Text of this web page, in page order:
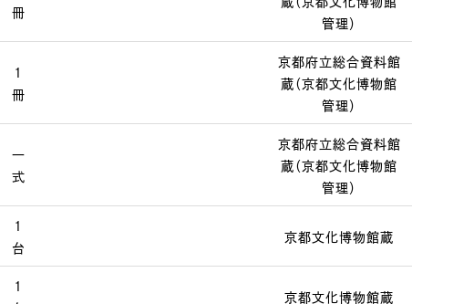
冊
管理）
1
冊
京都府立総合資料館
蔵（京都文化博物館
管理）
一
式
京都府立総合資料館
蔵（京都文化博物館
管理）
1
台
京都文化博物館蔵
1
京都文化博物館蔵